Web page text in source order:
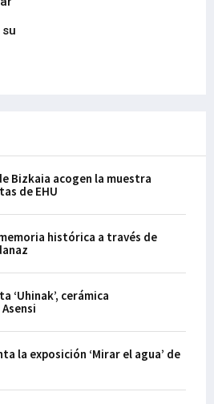
Bizkaia acogen la muestra
de EHU
histórica a través de
‘Uhinak’, cerámica
la exposición ‘Mirar el agua’ de